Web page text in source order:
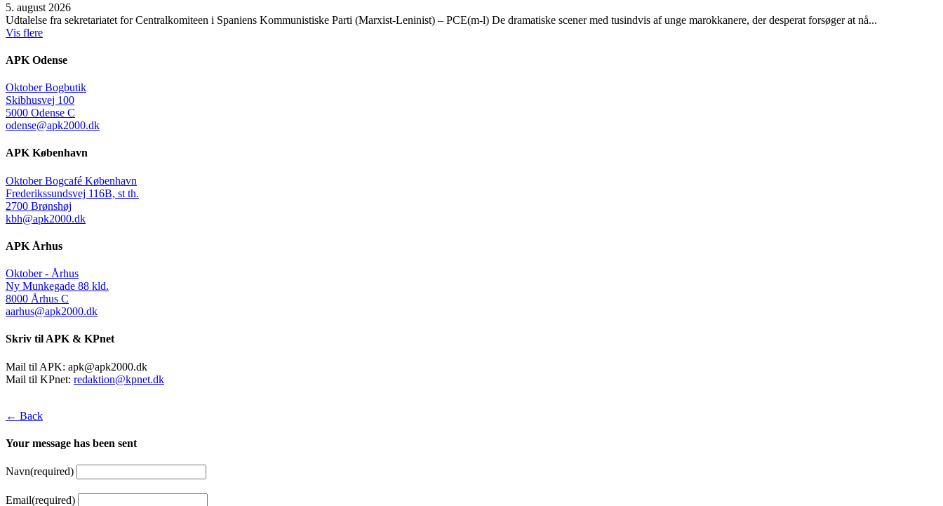
5. august 2026
Udtalelse fra sekretariatet for Centralkomiteen i Spaniens Kommunistiske Parti (Marxist-Leninist) – PCE(m-l) De dramatiske scener med tusindvis af unge marokkanere, der desperat forsøger at nå...
Vis flere
APK Odense
Oktober Bogbutik
Skibhusvej 100
5000 Odense C
odense@apk2000.dk
APK København
Oktober Bogcafé København
Frederikssundsvej 116B, st th.
2700 Brønshøj
kbh@apk2000.dk
APK Århus
Oktober - Århus
Ny Munkegade 88 kld.
8000 Århus C
aarhus@apk2000.dk
Skriv til APK & KPnet
Mail til APK: apk@apk2000.dk
Mail til KPnet: redaktion@kpnet.dk
← Back
Your message has been sent
Navn(required)
Email(required)